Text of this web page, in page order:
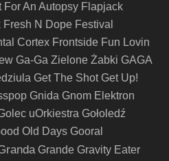
For An Autopsy Flapjack
Fresh N Dope Festival
Cortex Frontside Fun Lovin
Ga-Ga Zielone Żabki GAGA
Get The Shot Get Up!
Gnida Gnom Elektron
uOrkiestra Gołoledź
Old Days Gooral
Grande Gravity Eater